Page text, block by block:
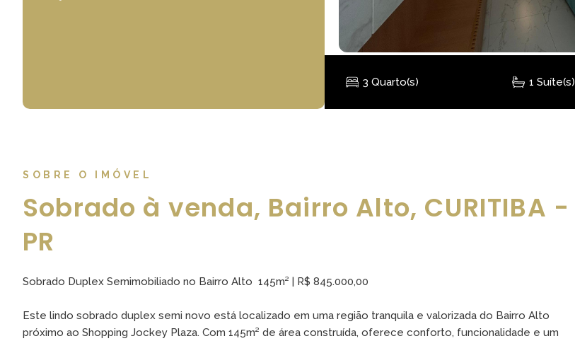
3 Quarto(s)
1 Suíte(s)
SOBRE O IMÓVEL
Sobrado à venda, Bairro Alto, CURITIBA -
PR
Sobrado Duplex Semimobiliado no Bairro Alto  145m² | R$ 845.000,00
Este lindo sobrado duplex semi novo está localizado em uma região tranquila e valorizada do Bairro Alto
próximo ao Shopping Jockey Plaza. Com 145m² de área construída, oferece conforto, funcionalidade e um